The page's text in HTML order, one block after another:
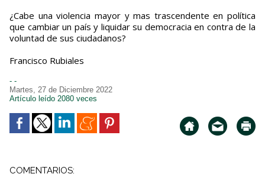
¿Cabe una violencia mayor y mas trascendente en política
que cambiar un país y liquidar su democracia en contra de la
voluntad de sus ciudadanos?
Francisco Rubiales
- -
Martes, 27 de Diciembre 2022
Artículo leído 2080 veces
COMENTARIOS: